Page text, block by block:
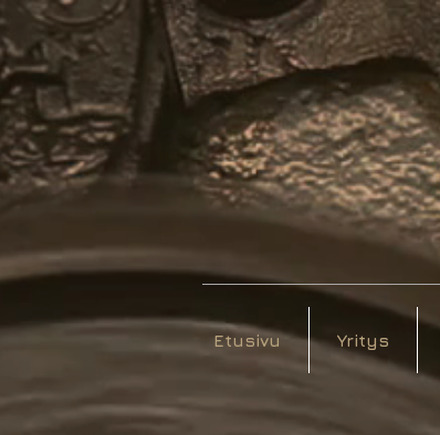
Etusivu Yritys